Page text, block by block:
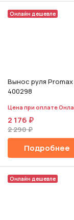
Онлайн дешевле
Вынос руля
400298
Цена при оплате
2 176 ₽
2 290 ₽
Подробнее
Онлайн дешевле